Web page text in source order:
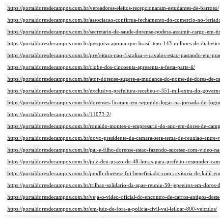
https://portaldoresdecampos.com.br/vereadores-eleitos-recepcionaram-estudantes-de-barroso/
https://portaldoresdecampos.com.br/associacao-confirma-fechamento-do-comercio-no-
https://portaldoresdecampos.com.br/secretario-de-saude-dorense-podera-assumir-cargo-em-
https://portaldoresdecampos.com.br/pesquisa-aponta-que-brasil-tem-143-milhoes-de-
https://portaldoresdecampos.com.br/prefeitura-nao-fiscaliza-e-cavalos-estao-pastando-em-
https://portaldoresdecampos.com.br/clube-dos-cincoenta-apresenta-a-festa-parte-ii/
https://portaldoresdecampos.com.br/ator-dorense-sugere-a-mudanca-do-nome-de-dores-de-
https://portaldoresdecampos.com.br/exclusivo-prefeitura-recebeu-r-351-mil-extra-do-
https://portaldoresdecampos.com.br/dorenses-ficaram-em-segundo-lugar-na-jornada-de-
https://portaldoresdecampos.com.br/11073-2/
https://portaldoresdecampos.com.br/ronaldo-montes-o-empresario-do-ano-em-dores-de-
https://portaldoresdecampos.com.br/novo-presidente-da-camara-sera-tema-de-reuniao-entre-
https://portaldoresdecampos.com.br/pai-e-filho-dorense-estao-fazendo-sucesso-com-video-
https://portaldoresdecampos.com.br/juiz-deu-prazo-de-48-horas-para-prefeito-responder-
https://portaldoresdecampos.com.br/pmdb-dorense-foi-beneficiado-com-a-vitoria-de-kalil-
https://portaldoresdecampos.com.br/trilhao-solidario-da-apae-reuniu-50-jepeeiros-em-dores-
https://portaldoresdecampos.com.br/veja-o-video-oficial-do-encontro-de-carros-antigos-
https://portaldoresdecampos.com.br/em-juiz-de-fora-a-policia-civil-vai-leiloar-800-veiculos/